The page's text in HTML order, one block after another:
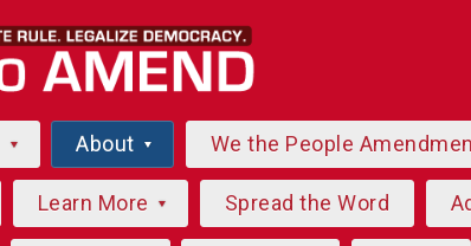
About We the People
Learn More Spread the Word